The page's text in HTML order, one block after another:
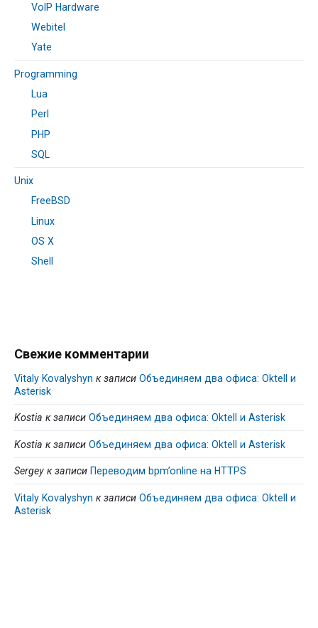
VoIP Hardware
Webitel
Yate
Programming
Lua
Perl
PHP
SQL
Unix
FreeBSD
Linux
OS X
Shell
Свежие комментарии
Vitaly Kovalyshyn к записи Объединяем два офиса: Oktell и
Asterisk
Kostia к записи Объединяем два офиса: Oktell и Asterisk
Kostia к записи Объединяем два офиса: Oktell и Asterisk
Sergey к записи Переводим bpm’online на HTTPS
Vitaly Kovalyshyn к записи Объединяем два офиса: Oktell и
Asterisk